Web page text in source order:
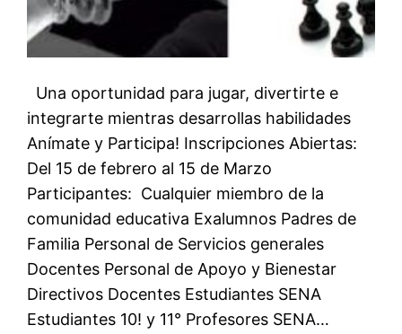
Una oportunidad para jugar, divertirte e
integrarte mientras desarrollas habilidades
Anímate y Participa! Inscripciones Abiertas:
Del 15 de febrero al 15 de Marzo
Participantes: Cualquier miembro de la
comunidad educativa Exalumnos Padres de
Familia Personal de Servicios generales
Docentes Personal de Apoyo y Bienestar
Directivos Docentes Estudiantes SENA
Estudiantes 10! y 11° Profesores SENA…